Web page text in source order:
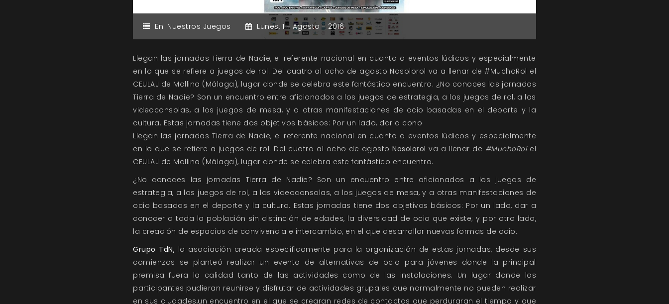
En: Nuestros Juegos Lunes, 1 - Agosto - 2016
Llegan las jornadas Tierra de Nadie, el referente nacional en cuanto a eventos lúdicos y especialmente
en lo que se refiere a juegos de rol. Del cuatro al ocho de agosto Nosolorol va a llenar de #MuchoRol el
CEULAJ de Mollina (Málaga), lugar donde se celebra este fantástico encuentro. ¿No conoces las jornadas
Tierra de Nadie? Son un encuentro entre aficionados a los juegos de estrategia, a los juegos de rol, a las
videoconsolas, a los juegos de mesa, y a otras manifestaciones de ocio basadas en el deporte y la
cultura. Estas jornadas tiene dos objetivos básicos: Por un lado, dar a cono
Llegan las jornadas Tierra de Nadie, el referente nacional en cuanto a eventos lúdicos y especialmente
en lo que se refiere a juegos de rol. Del cuatro al ocho de agostoNosolorol va a llenar de #MuchoRolel
CEULAJ de Mollina (Málaga), lugar donde se celebra este fantástico encuentro.
¿No conoces las jornadas Tierra de Nadie? Son un encuentro entre aficionados a los juegos de
estrategia, a los juegos de rol, a las videoconsolas, a los juegos de mesa, y a otras manifestaciones de
ocio basadas en el deporte y la cultura. Estas jornadas tiene dos objetivos básicos: Por un lado, dar a
conocer a toda la población sin distinción de edades, la diversidad de ocio que existe; y por otro lado,
la creación de espacios de convivencia e intercambio, en el que desarrollar nuevas formas de ocio.
Grupo TdN, la asociación creada específicamente para la organización de estas jornadas, desde sus
comienzos se planteó realizar un evento de alternativas de ocio para jóvenes donde la principal
premisa fuera la calidad tanto de las actividades como de las instalaciones. Un lugar donde los
participantes pudieran reunirse y disfrutar de actividades grupales que normalmente no pueden realizar
en sus ciudades,un encuentro en el que se crearan redes de contactos que perduraran el tiempo y que